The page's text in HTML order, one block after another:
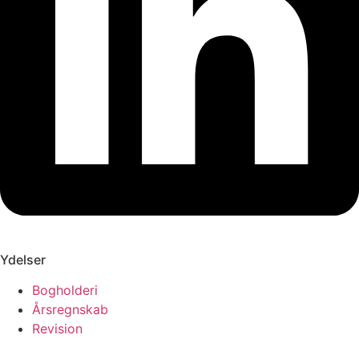
Ydelser
Bogholderi
Årsregnskab
Revision